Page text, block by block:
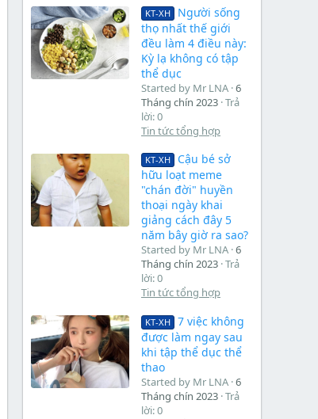
KT-XH
Người sống
thọ nhất thế giới
đều làm 4 điều này:
Kỳ lạ không có tập
thể dục
Started by Mr LNA 6
Tháng chín 2023 Trả
lời: 0
Tin tức tổng hợp
KT-XH
Cậu bé sở
hữu loạt meme
"chán đời" huyền
thoại ngày khai
giảng cách đây 5
năm bây giờ ra sao?
Started by Mr LNA 6
Tháng chín 2023 Trả
lời: 0
Tin tức tổng hợp
KT-XH
7 việc không
được làm ngay sau
khi tập thể dục thể
thao
Started by Mr LNA 6
Tháng chín 2023 Trả
lời: 0